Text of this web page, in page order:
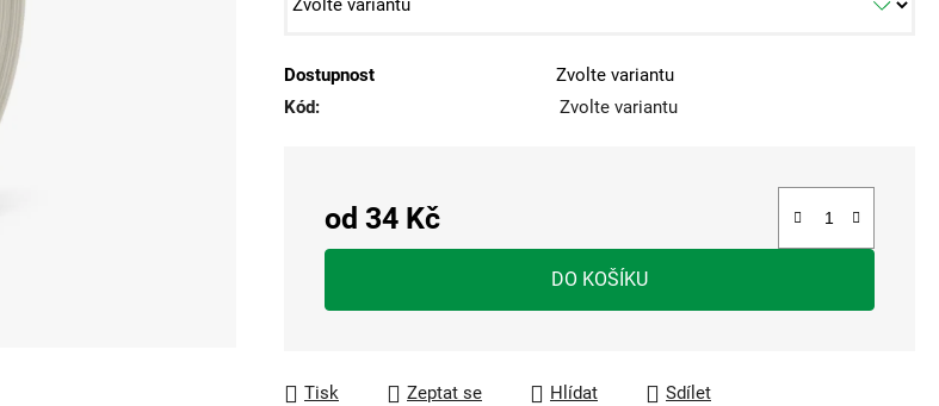
Dostupnost
Zvolte variantu
Kód:
Zvolte variantu
od 34 Kč
Měrná cena:
DO KOŠÍKU
Tisk Zeptat se Hlídat Sdílet